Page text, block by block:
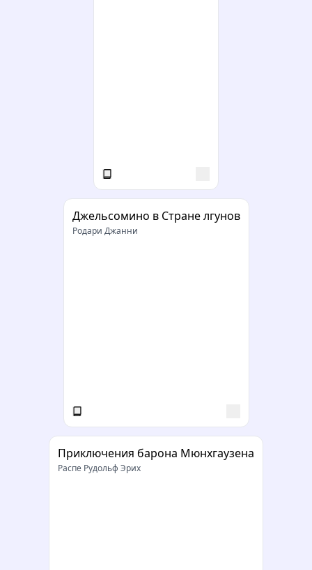
Джельсомино в Стране лгунов
Родари Джанни
Приключения барона Мюнхгаузена
Распе Рудольф Эрих